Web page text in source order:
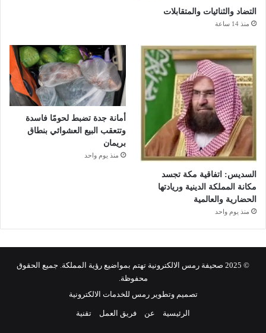
التضاد والثنائيات والمتقابلات
منذ 14 ساعة
السديس: اتفاقية مكة تجسد
مكانة المملكة الدينية وريادتها
الحضارية والعالمية
منذ يوم واحد
أمانة جدة تضبط لحومًا فاسدة
وتتعقب البيع العشوائي بنطاق
بريمان
منذ يوم واحد
© 2025 صحيفة رمس الالكترونية تهتم بمواضيع رؤية المملكة. جميع الحقوق
محفوظة.
تصميم وتطوير رمس للخدمات الالكترونية
الرئيسية عن فريق العمل تقنية